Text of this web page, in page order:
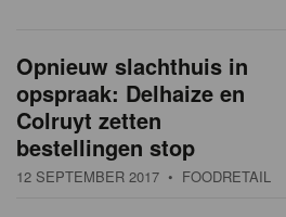
Opnieuw slachthuis in
opspraak: Delhaize en
Colruyt zetten
bestellingen stop
12 SEPTEMBER 2017 • FOODRETAIL